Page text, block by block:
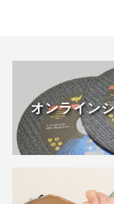
オンライン